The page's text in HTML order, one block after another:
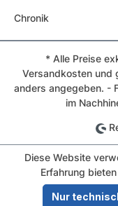
Chronik
* Alle Preise
Versandkosten und
anders angegeben. -
im
Diese Website
Erfahrung
Nur